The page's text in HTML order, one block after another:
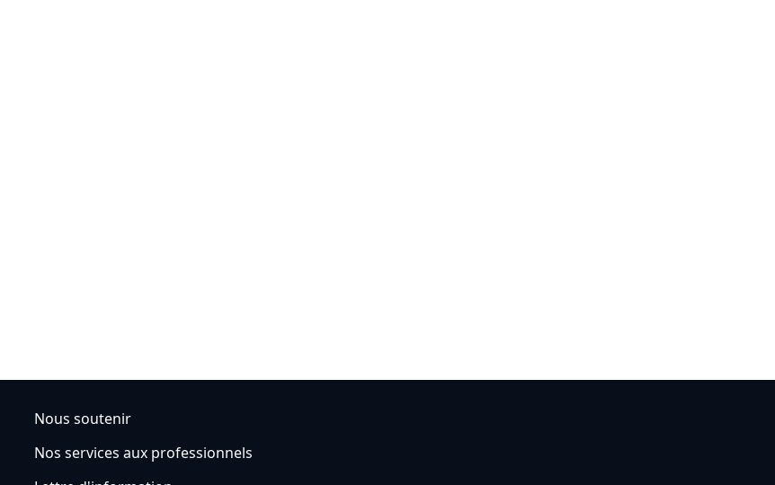
Nous soutenir
Nos services aux professionnels